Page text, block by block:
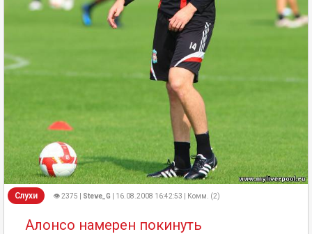
Слухи 👁 2375 | Steve_G | 16.08.2008 16:42:53 | Комм. (2)
Алонсо намерен покинуть